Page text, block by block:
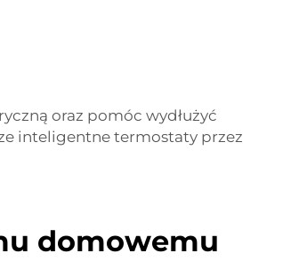
oraz pomóc wydłużyć
inteligentne termostaty przez
domowemu